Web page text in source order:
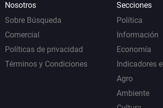
Nosotros
Sobre Búsqueda
Comercial
Políticas de privacidad
Términos y Condiciones
Secciones
Política
Información
Economía
Indicadores
Agro
Ambiente